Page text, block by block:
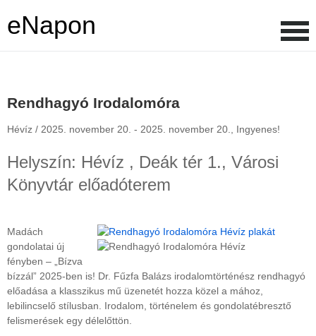
eNapon
Rendhagyó Irodalomóra
Hévíz / 2025. november 20. - 2025. november 20., Ingyenes!
Helyszín: Hévíz , Deák tér 1., Városi
Könyvtár előadóterem
Madách
gondolatai új
fényben – „Bízva
bízzál” 2025-ben is! Dr. Fűzfa Balázs irodalomtörténész rendhagyó
előadása a klasszikus mű üzenetét hozza közel a mához,
lebilincselő stílusban. Irodalom, történelem és gondolatébresztő
felismerések egy délelőttön.